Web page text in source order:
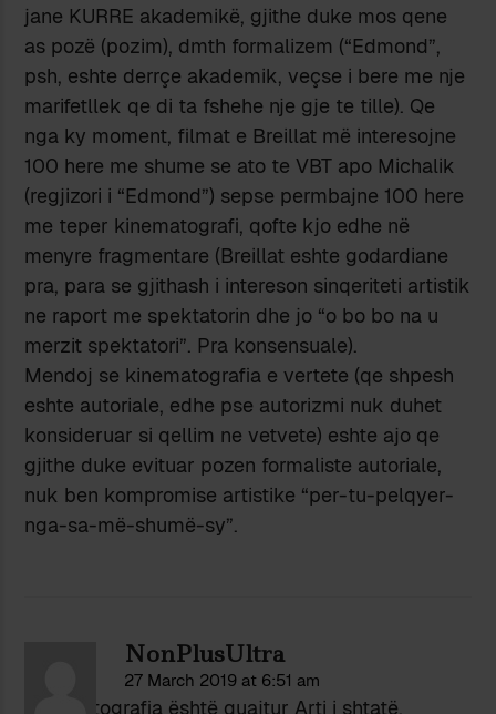
jane KURRE akademikë, gjithe duke mos qene
as pozë (pozim), dmth formalizem (“Edmond”,
psh, eshte derrçe akademik, veçse i bere me nje
marifetllek qe di ta fshehe nje gje te tille). Qe
nga ky moment, filmat e Breillat më interesojne
100 here me shume se ato te VBT apo Michalik
(regjizori i “Edmond”) sepse permbajne 100 here
me teper kinematografi, qofte kjo edhe në
menyre fragmentare (Breillat eshte godardiane
pra, para se gjithash i intereson sinqeriteti artistik
ne raport me spektatorin dhe jo “o bo bo na u
merzit spektatori”. Pra konsensuale).
Mendoj se kinematografia e vertete (qe shpesh
eshte autoriale, edhe pse autorizmi nuk duhet
konsideruar si qellim ne vetvete) eshte ajo qe
gjithe duke evituar pozen formaliste autoriale,
nuk ben kompromise artistike “per-tu-pelqyer-
nga-sa-më-shumë-sy”.
NonPlusUltra
27 March 2019 at 6:51 am
Kinematografia është quajtur Arti i shtatë.